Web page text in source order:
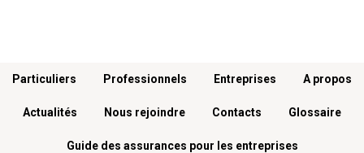
Menu footer
Particuliers Professionnels Entreprises A propos
Actualités Nous rejoindre Contacts Glossaire
Guide des assurances pour les entreprises